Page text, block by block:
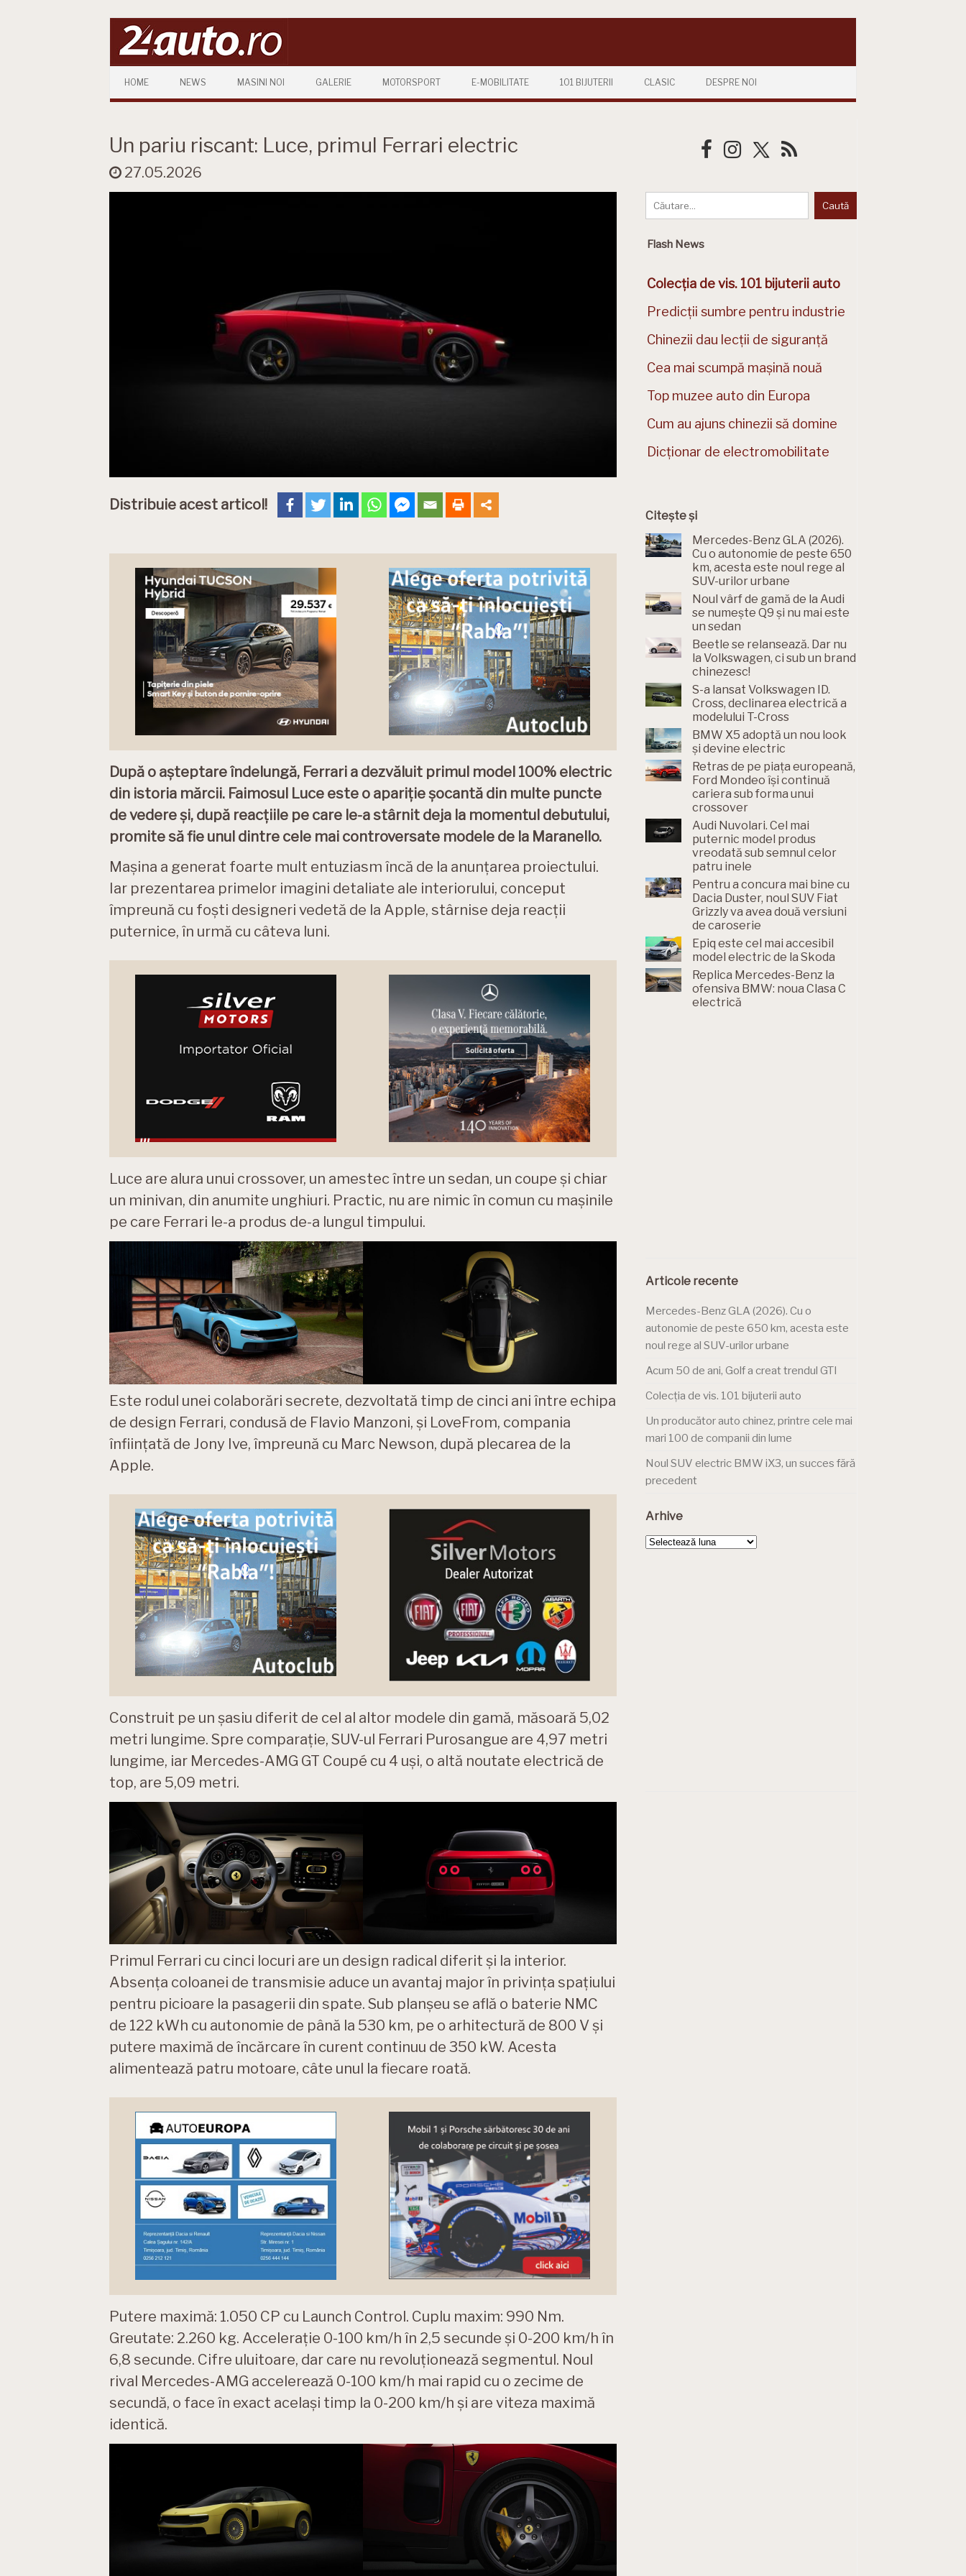
HOME NEWS MASINI NOI GALERIE MOTORSPORT E-MOBILITATE 101 BIJUTERII CLASIC DESPRE NOI
Un pariu riscant: Luce, primul Ferrari electric
27.05.2026
Distribuie acest articol!
După o așteptare îndelungă, Ferrari a dezvăluit primul model 100% electric
din istoria mărcii. Faimosul Luce este o apariție șocantă din multe puncte
de vedere și, după reacțiile pe care le-a stârnit deja la momentul debutului,
promite să fie unul dintre cele mai controversate modele de la Maranello.
Mașina a generat foarte mult entuziasm încă de la anunțarea proiectului.
Iar prezentarea primelor imagini detaliate ale interiorului, conceput
împreună cu foști designeri vedetă de la Apple, stârnise deja reacții
puternice, în urmă cu câteva luni.
Luce are alura unui crossover, un amestec între un sedan, un coupe și chiar
un minivan, din anumite unghiuri. Practic, nu are nimic în comun cu mașinile
pe care Ferrari le-a produs de-a lungul timpului.
Este rodul unei colaborări secrete, dezvoltată timp de cinci ani între echipa
de design Ferrari, condusă de Flavio Manzoni, și LoveFrom, compania
înființată de Jony Ive, împreună cu Marc Newson, după plecarea de la
Apple.
Construit pe un șasiu diferit de cel al altor modele din gamă, măsoară 5,02
metri lungime. Spre comparație, SUV-ul Ferrari Purosangue are 4,97 metri
lungime, iar Mercedes-AMG GT Coupé cu 4 uși, o altă noutate electrică de
top, are 5,09 metri.
Primul Ferrari cu cinci locuri are un design radical diferit și la interior.
Absența coloanei de transmisie aduce un avantaj major în privința spațiului
pentru picioare la pasagerii din spate. Sub planșeu se află o baterie NMC
de 122 kWh cu autonomie de până la 530 km, pe o arhitectură de 800 V și
putere maximă de încărcare în curent continuu de 350 kW. Acesta
alimentează patru motoare, câte unul la fiecare roată.
Putere maximă: 1.050 CP cu Launch Control. Cuplu maxim: 990 Nm.
Greutate: 2.260 kg. Accelerație 0-100 km/h în 2,5 secunde și 0-200 km/h în
6,8 secunde. Cifre uluitoare, dar care nu revoluționează segmentul. Noul
rival Mercedes-AMG accelerează 0-100 km/h mai rapid cu o zecime de
secundă, o face în exact același timp la 0-200 km/h și are viteza maximă
identică.
Flash News
Colecția de vis. 101 bijuterii auto
Predicții sumbre pentru industrie
Chinezii dau lecții de siguranță
Cea mai scumpă mașină nouă
Top muzee auto din Europa
Cum au ajuns chinezii să domine
Dicționar de electromobilitate
Citește și
Mercedes-Benz GLA (2026).
Cu o autonomie de peste 650
km, acesta este noul rege al
SUV-urilor urbane
Noul vârf de gamă de la Audi
se numește Q9 și nu mai este
un sedan
Beetle se relansează. Dar nu
la Volkswagen, ci sub un brand
chinezesc!
S-a lansat Volkswagen ID.
Cross, declinarea electrică a
modelului T-Cross
BMW X5 adoptă un nou look
și devine electric
Retras de pe piața europeană,
Ford Mondeo își continuă
cariera sub forma unui
crossover
Audi Nuvolari. Cel mai
puternic model produs
vreodată sub semnul celor
patru inele
Pentru a concura mai bine cu
Dacia Duster, noul SUV Fiat
Grizzly va avea două versiuni
de caroserie
Epiq este cel mai accesibil
model electric de la Skoda
Replica Mercedes-Benz la
ofensiva BMW: noua Clasa C
electrică
Articole recente
Mercedes-Benz GLA (2026). Cu o
autonomie de peste 650 km, acesta este
noul rege al SUV-urilor urbane
Acum 50 de ani, Golf a creat trendul GTI
Colecția de vis. 101 bijuterii auto
Un producător auto chinez, printre cele mai
mari 100 de companii din lume
Noul SUV electric BMW iX3, un succes fără
precedent
Arhive
Arhive